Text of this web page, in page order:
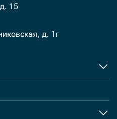
15
д. 1г